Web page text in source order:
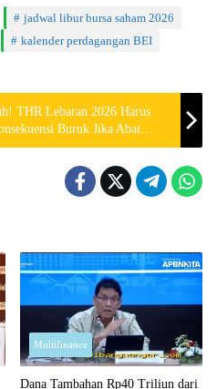
jadwal libur bursa saham 2026
kalender perdagangan BEI
THR Lebaran 2026 Harus
Buruk Jika Abai
Multifinance
Dana Tambahan Rp40 Triliun dari